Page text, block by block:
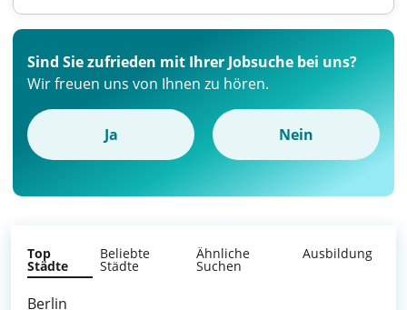
Sind Sie zufrieden mit Ihrer Jobsuche bei uns?
Wir freuen uns von Ihnen zu hören.
Ja Nein
Top
Städte
Beliebte
Städte
Ähnliche
Suchen
Ausbildung
Berlin